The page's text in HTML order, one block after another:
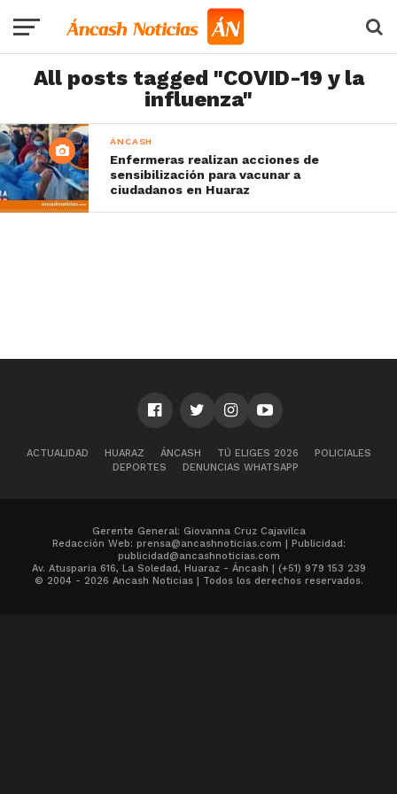
All posts tagged "COVID-19 y la
influenza"
ÁNCASH
Enfermeras realizan acciones de
sensibilización para vacunar a
ciudadanos en Huaraz
ACTUALIDAD HUARAZ ÁNCASH TÚ ELIGES 2026
POLICIALES
DEPORTES
DENUNCIAS WHATSAPP
Gerente General: Giovanna Cruz Cajavilca
Redacción Web: prensa@ancashnoticias.com | Publicidad:
publicidad@ancashnoticias.com
Av. Atusparia 616, La Soledad, Huaraz - Áncash | (+51) 979 153 239
© 2004 - 2026 Ancash Noticias | Todos los derechos reservados.